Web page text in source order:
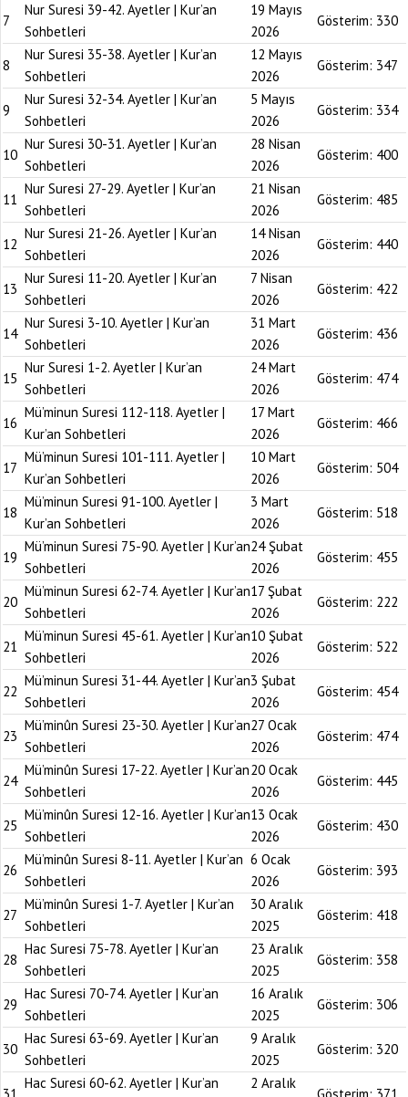
7
Nur Suresi 39-42. Ayetler | Kur’an
Sohbetleri
19 Mayıs
2026
Gösterim: 330
8
Nur Suresi 35-38. Ayetler | Kur’an
Sohbetleri
12 Mayıs
2026
Gösterim: 347
9
Nur Suresi 32-34. Ayetler | Kur’an
Sohbetleri
5 Mayıs
2026
Gösterim: 334
10
Nur Suresi 30-31. Ayetler | Kur’an
Sohbetleri
28 Nisan
2026
Gösterim: 400
11
Nur Suresi 27-29. Ayetler | Kur’an
Sohbetleri
21 Nisan
2026
Gösterim: 485
12
Nur Suresi 21-26. Ayetler | Kur’an
Sohbetleri
14 Nisan
2026
Gösterim: 440
13
Nur Suresi 11-20. Ayetler | Kur’an
Sohbetleri
7 Nisan
2026
Gösterim: 422
14
Nur Suresi 3-10. Ayetler | Kur’an
Sohbetleri
31 Mart
2026
Gösterim: 436
15
Nur Suresi 1-2. Ayetler | Kur’an
Sohbetleri
24 Mart
2026
Gösterim: 474
16
Mü’minun Suresi 112-118. Ayetler |
Kur’an Sohbetleri
17 Mart
2026
Gösterim: 466
17
Mü’minun Suresi 101-111. Ayetler |
Kur’an Sohbetleri
10 Mart
2026
Gösterim: 504
18
Mü’minun Suresi 91-100. Ayetler |
Kur’an Sohbetleri
3 Mart
2026
Gösterim: 518
19
Mü’minun Suresi 75-90. Ayetler | Kur’an
Sohbetleri
24 Şubat
2026
Gösterim: 455
20
Mü’minun Suresi 62-74. Ayetler | Kur’an
Sohbetleri
17 Şubat
2026
Gösterim: 222
21
Mü’minun Suresi 45-61. Ayetler | Kur’an
Sohbetleri
10 Şubat
2026
Gösterim: 522
22
Mü’minun Suresi 31-44. Ayetler | Kur’an
Sohbetleri
3 Şubat
2026
Gösterim: 454
23
Mü’minûn Suresi 23-30. Ayetler | Kur’an
Sohbetleri
27 Ocak
2026
Gösterim: 474
24
Mü’minûn Suresi 17-22. Ayetler | Kur’an
Sohbetleri
20 Ocak
2026
Gösterim: 445
25
Mü’minûn Suresi 12-16. Ayetler | Kur’an
Sohbetleri
13 Ocak
2026
Gösterim: 430
26
Mü’minûn Suresi 8-11. Ayetler | Kur’an
Sohbetleri
6 Ocak
2026
Gösterim: 393
27
Mü’minûn Suresi 1-7. Ayetler | Kur’an
Sohbetleri
30 Aralık
2025
Gösterim: 418
28
Hac Suresi 75-78. Ayetler | Kur’an
Sohbetleri
23 Aralık
2025
Gösterim: 358
29
Hac Suresi 70-74. Ayetler | Kur’an
Sohbetleri
16 Aralık
2025
Gösterim: 306
30
Hac Suresi 63-69. Ayetler | Kur’an
Sohbetleri
9 Aralık
2025
Gösterim: 320
Hac Suresi 60-62. Ayetler | Kur’an
2 Aralık